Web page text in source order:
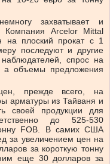
захватывает и
Компания Arcelor Mittal
на плоский прокат с 1
последуют и другие
спрос на
а объемы предложения
прежде всего, на
арматуры из Тайваня и
своей продукции для
до 525-530
FOB. В самих США
за увеличением цен на
за короткую тонну
еще 30 долларов за